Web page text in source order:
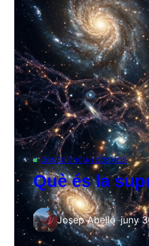
CONSCIÈNCIA I COSMOS
Què és la
Josep Abelló–juny